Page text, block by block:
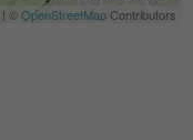
| ©OpenStreetMapContributors